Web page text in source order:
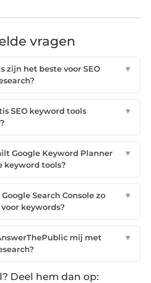
vragen
zijn het beste voor SEO
▼
SEO keyword tools
▼
Google Keyword Planner
keyword tools?
▼
Search Console zo
keywords?
▼
mij met
▼
Deel hem dan op: